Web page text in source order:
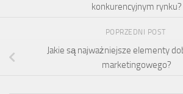
konkurencyjnym rynku?
POPRZEDNI POST
Jakie są najważniejsze elementy
marketingowego?